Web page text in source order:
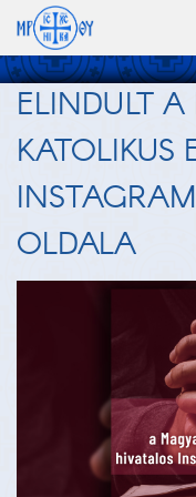
ELINDULT
KATOLIKUS
OLDALA